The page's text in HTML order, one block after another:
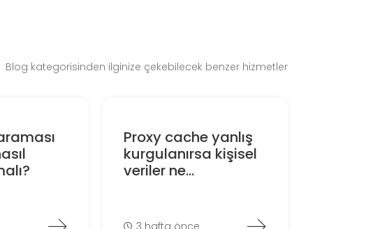
Blog kategorisinden ilginize çekebilecek benzer hizmetler
Proxy cache yanlış
kurgulanırsa kişisel
veriler ne...
3 hafta önce